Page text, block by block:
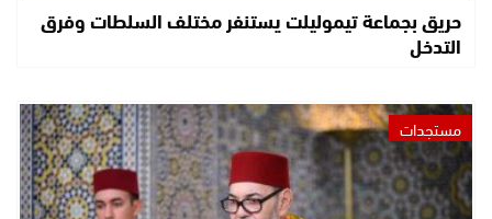
حريق بجماعة تيموليلت يستنفر مختلف السلطات وفرق
التدخل
مستجدات